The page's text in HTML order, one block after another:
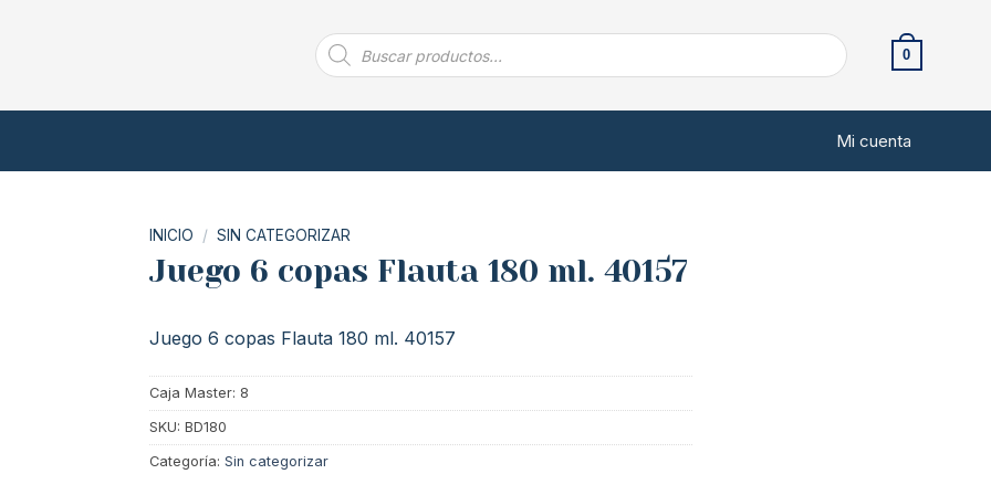
Búsqueda
de
productos
0
Mi cuenta
INICIO / SIN CATEGORIZAR
Juego 6 copas Flauta 180 ml. 40157
Juego 6 copas Flauta 180 ml. 40157
Caja Master: 8
SKU: BD180
Categoría: Sin categorizar